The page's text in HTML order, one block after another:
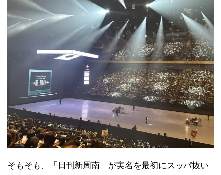
そもそも、「日刊新周南」が実名を最初にスッパ抜い